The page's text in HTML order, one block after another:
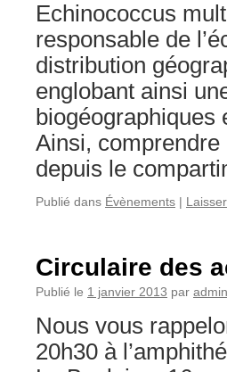
Echinococcus
responsable de
distribution
englobant ainsi
biogéographiques
Ainsi,
depuis le
Publié dans Évènements |
Circulaire des
Publié le 1 janvier 2013 par
Nous vous
20h30 à